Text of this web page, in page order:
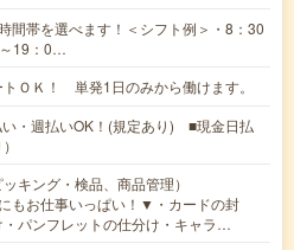
間帯を選べます！＜シフト例＞・8：30
19：0…
トＯＫ！ 単発1日のみから働けます。
・週払いOK！(規定あり) ■現金日払
キング・検品、商品管理）
もお仕事いっぱい！▼・カードの封
・パンフレットの仕分け・キャラ…